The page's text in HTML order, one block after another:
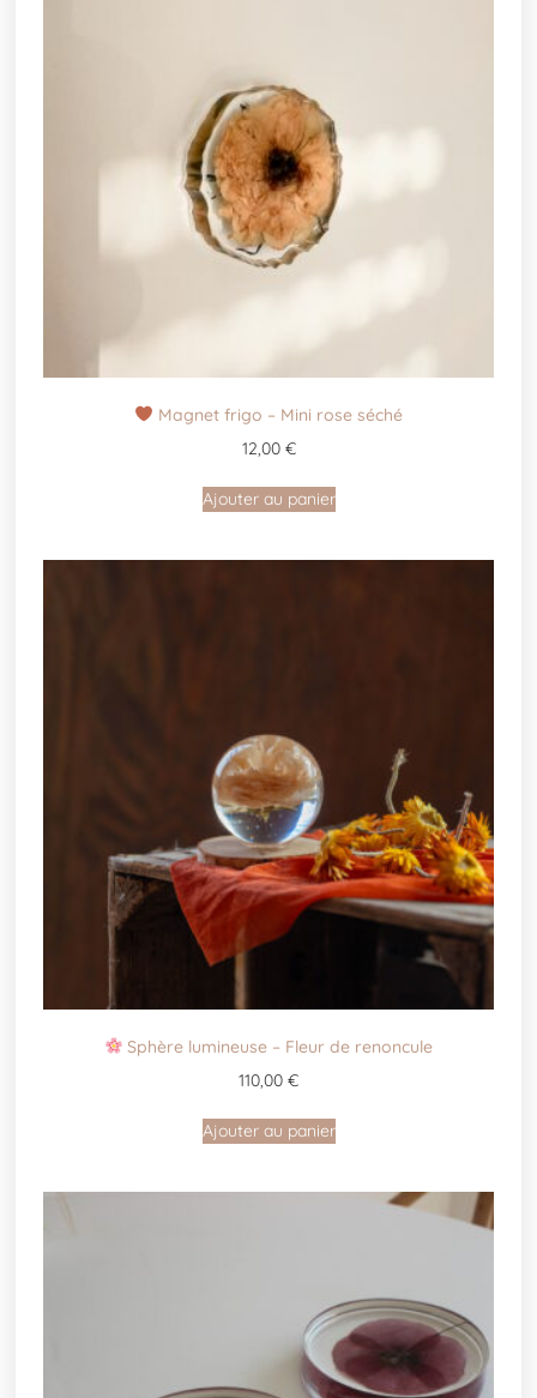
Magnet frigo – Mini rose séché
12,00 €
Ajouter au panier
Sphère lumineuse – Fleur de renoncule
110,00 €
Ajouter au panier